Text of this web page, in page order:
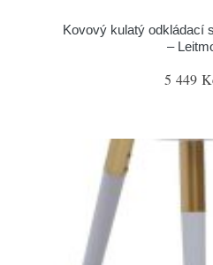
Kovový kulatý odkládací
–
5 449